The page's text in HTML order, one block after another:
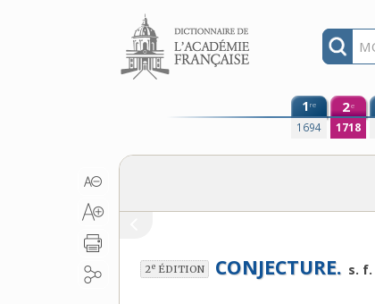
Aller au contenu
1re
1694
2e
1718
2e ÉDITION CONJECTURE. s. f.